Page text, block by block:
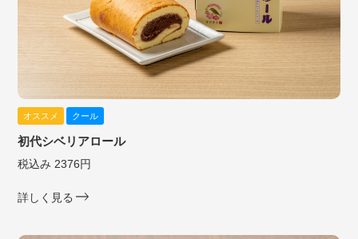
オススメ クール
初代シベリアロール
税込み 2376円
詳しく見る